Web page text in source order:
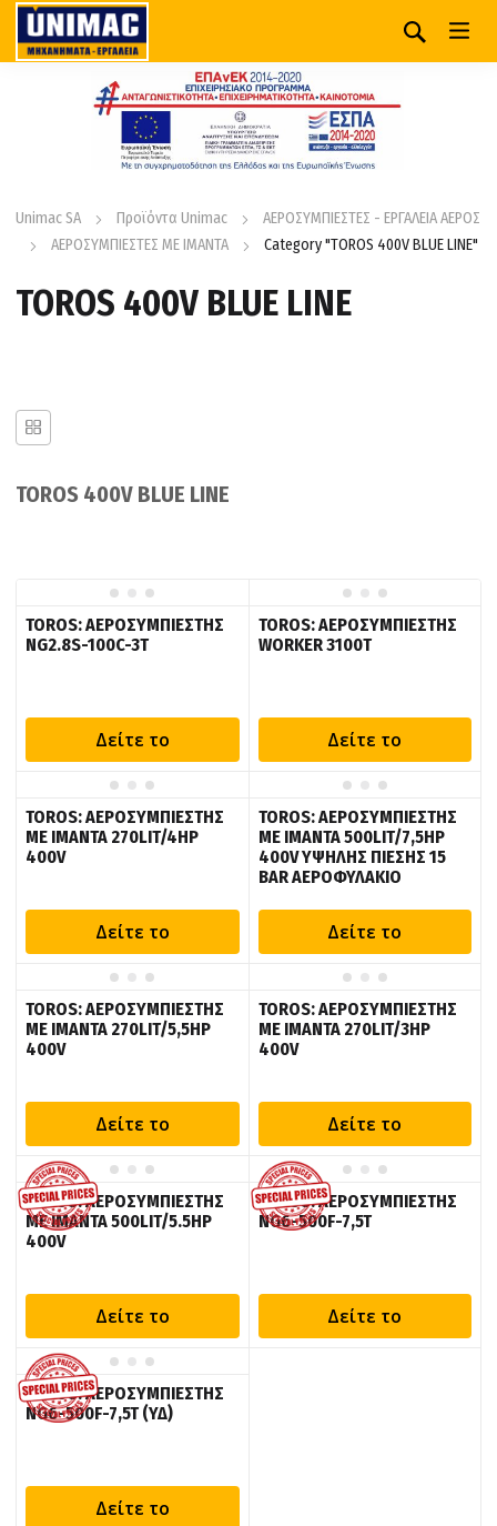
Unimac SA Προϊόντα Unimac
ΑΕΡΟΣΥΜΠΙΕΣΤΕΣ - ΕΡΓΑΛΕΙΑ ΑΕΡΟΣ
ΑΕΡΟΣΥΜΠΙΕΣΤΕΣ ΜΕ ΙΜΑΝΤΑ
Category "TOROS 400V BLUE LINE"
TOROS 400V BLUE LINE
TOROS 400V BLUE LINE
TOROS: ΑΕΡΟΣΥΜΠΙΕΣΤΗΣ
NG2.8S-100C-3T
Δείτε το
TOROS: ΑΕΡΟΣΥΜΠΙΕΣΤΗΣ
WORKER 3100T
Δείτε το
TOROS: ΑΕΡΟΣΥΜΠΙΕΣΤΗΣ
ΜΕ ΙΜΑΝΤΑ 270LIT/4HP
400V
Δείτε το
TOROS: ΑΕΡΟΣΥΜΠΙΕΣΤΗΣ
ΜΕ ΙΜΑΝΤΑ 500LIT/7,5HP
400V ΥΨΗΛΗΣ ΠΙΕΣΗΣ 15
BAR ΑΕΡΟΦΥΛΑΚΙΟ
Δείτε το
TOROS: ΑΕΡΟΣΥΜΠΙΕΣΤΗΣ
ΜΕ ΙΜΑΝΤΑ 270LIT/5,5HP
400V
Δείτε το
TOROS: ΑΕΡΟΣΥΜΠΙΕΣΤΗΣ
ΜΕ ΙΜΑΝΤΑ 270LIT/3HP
400V
Δείτε το
TOROS: ΑΕΡΟΣΥΜΠΙΕΣΤΗΣ
ΜΕ ΙΜΑΝΤΑ 500LIT/5.5HP
400V
Δείτε το
TOROS: ΑΕΡΟΣΥΜΠΙΕΣΤΗΣ
NG6-500F-7,5T
Δείτε το
TOROS: ΑΕΡΟΣΥΜΠΙΕΣΤΗΣ
NG6-500F-7,5T (ΥΔ)
Δείτε το